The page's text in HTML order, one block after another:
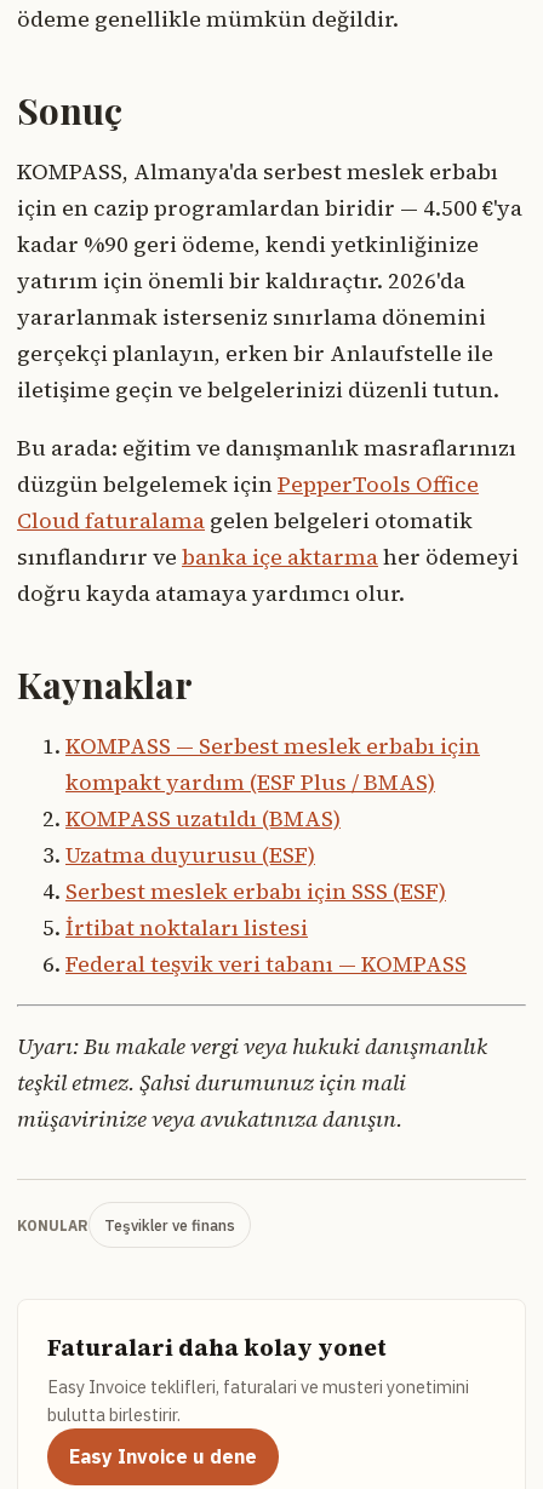
ödeme genellikle mümkün değildir.
Sonuç
KOMPASS, Almanya'da serbest meslek erbabı
için en cazip programlardan biridir — 4.500 €'ya
kadar %90 geri ödeme, kendi yetkinliğinize
yatırım için önemli bir kaldıraçtır. 2026'da
yararlanmak isterseniz sınırlama dönemini
gerçekçi planlayın, erken bir Anlaufstelle ile
iletişime geçin ve belgelerinizi düzenli tutun.
Bu arada: eğitim ve danışmanlık masraflarınızı
düzgün belgelemek içinPepperTools Office
Cloud faturalama gelen belgeleri otomatik
sınıflandırır ve banka içe aktarmaher ödemeyi
doğru kayda atamaya yardımcı olur.
Kaynaklar
KOMPASS — Serbest meslek erbabı için
kompakt yardım (ESF Plus / BMAS)
KOMPASS uzatıldı (BMAS)
Uzatma duyurusu (ESF)
Serbest meslek erbabı için SSS (ESF)
İrtibat noktaları listesi
Federal teşvik veri tabanı — KOMPASS
Uyarı: Bu makale vergi veya hukuki danışmanlık
teşkil etmez. Şahsi durumunuz için mali
müşavirinize veya avukatınıza danışın.
KONULAR Teşvikler ve finans
Faturalari daha kolay yonet
Easy Invoice teklifleri, faturalari ve musteri yonetimini
bulutta birlestirir.
Easy Invoice u dene